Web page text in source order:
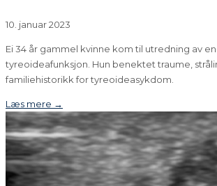
10. januar 2023
Ei 34 år gammel kvinne kom til utredning av
tyreoideafunksjon. Hun benektet traume,
familiehistorikk for tyreoideasykdom.
Læs mere →